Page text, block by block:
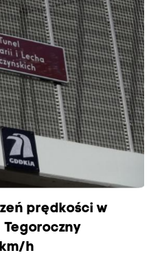
prędkości w
h